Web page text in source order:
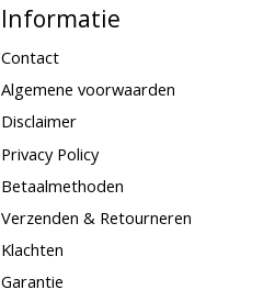
Informatie
Contact
Algemene voorwaarden
Disclaimer
Privacy Policy
Betaalmethoden
Verzenden & Retourneren
Klachten
Garantie